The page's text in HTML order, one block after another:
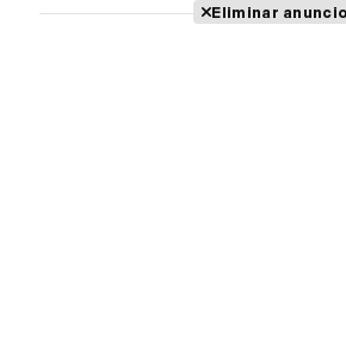
Eliminar